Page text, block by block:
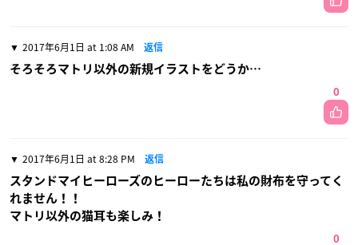
2017年6月1日 at 1:08 AM 返信
そろそろマトリ以外の新規イラストをどうか…
0
2017年6月1日 at 8:28 PM 返信
スタンドマイヒーローズのヒーローたちは私の財布を守ってく
れません！！
マトリ以外の猫耳も楽しみ！
0